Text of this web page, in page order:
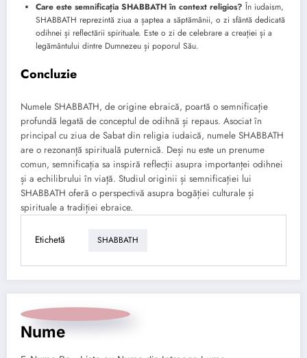
Care este semnificația SHABBATH în context religios? În iudaism,
SHABBATH reprezintă ziua a șaptea a săptămânii, o zi sfântă dedicată
odihnei și reflectării spirituale. Este o zi de celebrare a creației și a
legământului dintre Dumnezeu și poporul Său.
Concluzie
Numele SHABBATH, de origine ebraică, poartă o semnificație
profundă legată de conceptul de odihnă și repaus. Asociat în
principal cu ziua de Sabat din religia iudaică, numele SHABBATH
are o rezonanță spirituală puternică. Deși nu este un prenume
comun, semnificația sa inspiră reflecții asupra importanței odihnei
și a echilibrului în viață. Studiul originii și semnificației lui
SHABBATH oferă o perspectivă asupra bogăției culturale și
spirituale a tradiției ebraice.
Etichetă SHABBATH
Nume